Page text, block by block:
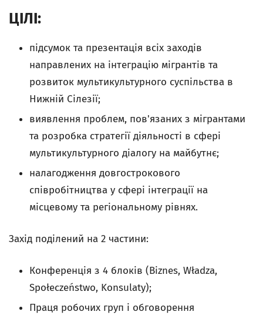
ЦІЛІ:
підсумок та презентація всіх заходів
направлених на інтеграцію мігрантів та
розвиток мультикультурного суспільства в
Нижній Сілезії;
виявлення проблем, пов'язаних з мігрантами
та розробка стратегії діяльності в сфері
мультикультурного діалогу на майбутнє;
налагодження довгострокового
співробітництва у сфері інтеграції на
місцевому та регіональному рівнях.
Захід поділений на 2 частини:
Конференція з 4 блоків (Biznes, Władza,
Społeczeństwo, Konsulaty);
Праця робочих груп і обговорення